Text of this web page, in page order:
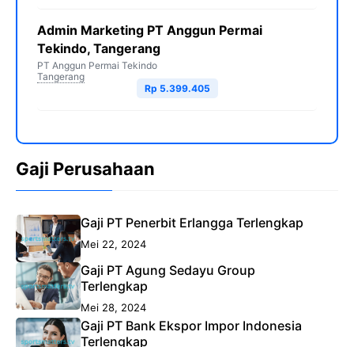
Admin Marketing PT Anggun Permai
Tekindo, Tangerang
PT Anggun Permai Tekindo
Tangerang
Rp 5.399.405
Gaji Perusahaan
Gaji PT Penerbit Erlangga Terlengkap
Mei 22, 2024
Gaji PT Agung Sedayu Group
Terlengkap
Mei 28, 2024
Gaji PT Bank Ekspor Impor Indonesia
Terlengkap